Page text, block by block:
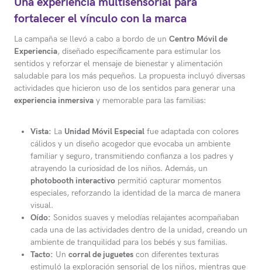
fortalecer el vínculo con la marca
La campaña se llevó a cabo a bordo de un Centro Móvil de
Experiencia, diseñado específicamente para estimular los
sentidos y reforzar el mensaje de bienestar y alimentación
saludable para los más pequeños. La propuesta incluyó diversas
actividades que hicieron uso de los sentidos para generar una
experiencia inmersiva y memorable para las familias:
Vista: La Unidad Móvil Especial fue adaptada con colores
cálidos y un diseño acogedor que evocaba un ambiente
familiar y seguro, transmitiendo confianza a los padres y
atrayendo la curiosidad de los niños. Además, un
photobooth interactivo permitió capturar momentos
especiales, reforzando la identidad de la marca de manera
visual.
Oído: Sonidos suaves y melodías relajantes acompañaban
cada una de las actividades dentro de la unidad, creando un
ambiente de tranquilidad para los bebés y sus familias.
Tacto: Un corral de juguetes con diferentes texturas
estimuló la exploración sensorial de los niños, mientras que